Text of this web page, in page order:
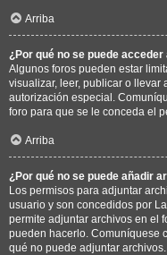
Arriba
¿Por qué no se puede acceder
Algunos foros pueden estar
visualizar, leer, publicar o llevar
autorización especial.
foro para que se le conceda el
Arriba
¿Por qué no se puede añadir
Los permisos para adjuntar
usuario y son concedidos por
permite adjuntar archivos en el
pueden hacerlo. Comuníquese
qué no puede adjuntar archivos.